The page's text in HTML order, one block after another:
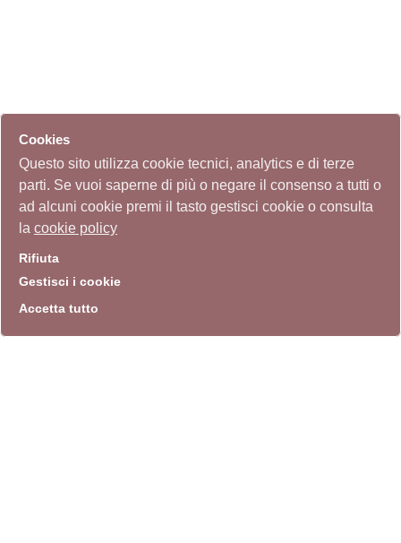
Cookies
Questo sito utilizza cookie tecnici, analytics e di terze
parti. Se vuoi saperne di più o negare il consenso a tutti o
ad alcuni cookie premi il tasto gestisci cookie o consulta
la cookie policy
Rifiuta
Gestisci i cookie
Accetta tutto